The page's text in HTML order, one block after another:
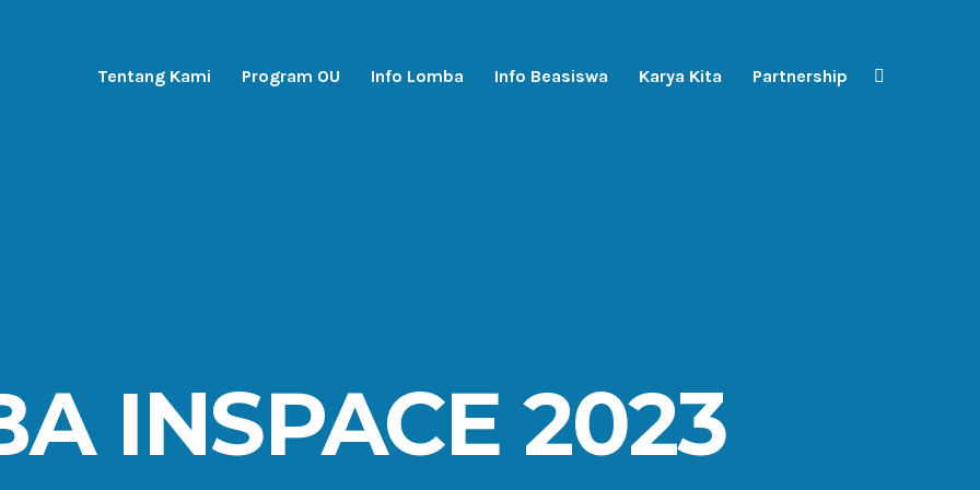
Tentang Kami Program OU Info Lomba Info Beasiswa Karya Kita Partnership
INSPACE 2023